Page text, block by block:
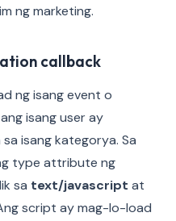
ng marketing.
callback
ng isang event o
isang user ay
isang kategorya. Sa
type attribute ng
sa text/javascript at
script ay mag-lo-load